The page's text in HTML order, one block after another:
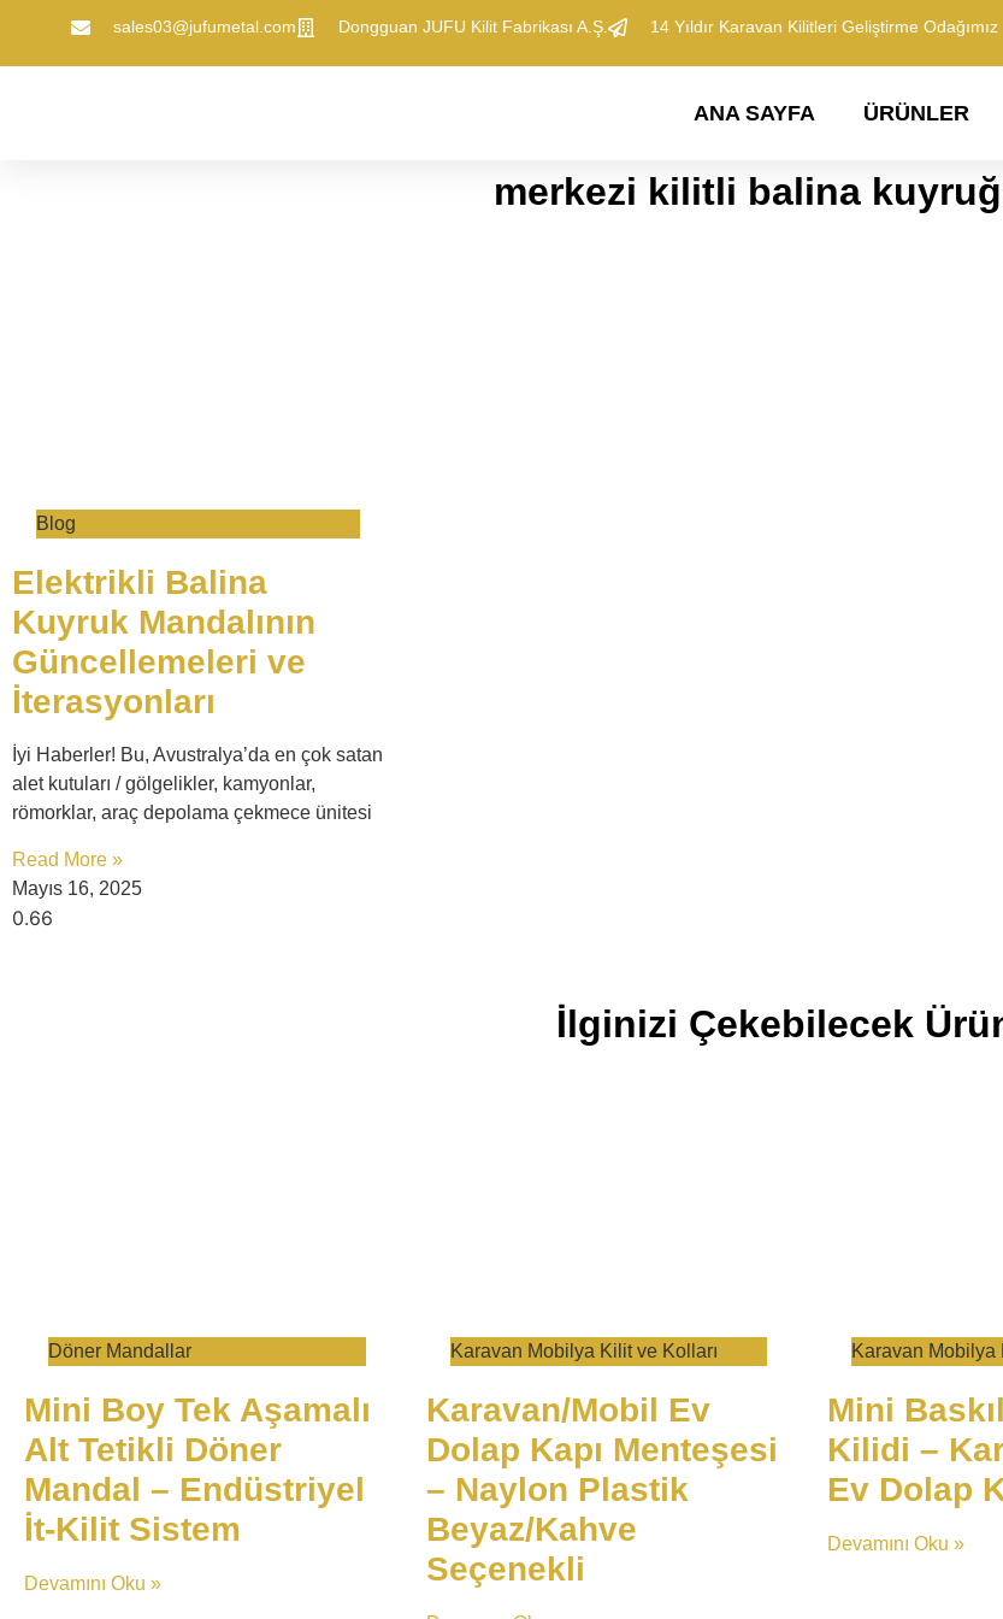
sales03@jufumetal.com ​Dongguan JUFU Kilit Fabrikası A.Ş. ​14 Yıldır Karavan Kilitleri Geliştirme Odağımız
ANA SAYFA ​ÜRÜNLER
merkezi kilitli balina
Blog
Elektrikli Balina
Kuyruk Mandalının
Güncellemeleri ve
İterasyonları
İyi Haberler! Bu, Avustralya’da en çok satan
alet kutuları / gölgelikler, kamyonlar,
römorklar, araç depolama çekmece ünitesi
Read More »
Mayıs 16, 2025
İlginizi Çekebilecek
​Döner Mandallar
Mini Boy Tek Aşamalı
Alt Tetikli Döner
Mandal – Endüstriyel
İt-Kilit Sistem​​
Devamını Oku »
​Karavan Mobilya Kilit ve Kolları
Karavan/Mobil Ev
Dolap Kapı Menteşesi
– Naylon Plastik
Beyaz/Kahve
Seçenekli
​Karavan Mobilya
Mini
Kilidi –
Ev Dolap
Devamını Oku »